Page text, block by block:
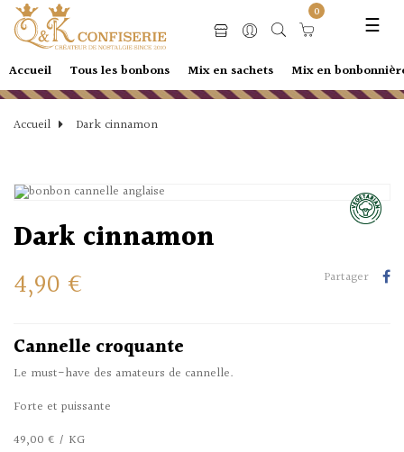
☰
0
Accueil Tous les bonbons Mix en sachets Mix en
Accueil Dark cinnamon
Dark cinnamon
4,90 €
Partager
Cannelle croquante
Le must-have des amateurs de cannelle.
Forte et puissante
49,00 € / KG